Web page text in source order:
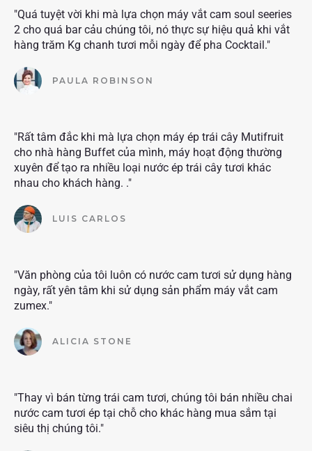
"Quá tuyệt vời khi mà lựa chọn máy vắt cam soul seeries
2 cho quá bar cảu chúng tôi, nó thực sự hiệu quả khi vắt
hàng trăm Kg chanh tươi mỗi ngày để pha Cocktail."
PAULA ROBINSON
"Rất tâm đắc khi mà lựa chọn máy ép trái cây Mutifruit
cho nhà hàng Buffet của mình, máy hoạt động thường
xuyên để tạo ra nhiều loại nước ép trái cây tươi khác
nhau cho khách hàng. ."
LUIS CARLOS
"Văn phòng của tôi luôn có nước cam tươi sử dụng hàng
ngày, rất yên tâm khi sử dụng sản phẩm máy vắt cam
zumex."
ALICIA STONE
"Thay vì bán từng trái cam tươi, chúng tôi bán nhiều chai
nước cam tươi ép tại chỗ cho khác hàng mua sắm tại
siêu thị chúng tôi."